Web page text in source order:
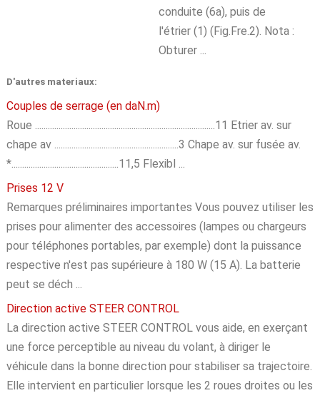
conduite (6a), puis de
l'étrier (1) (Fig.Fre.2). Nota :
Obturer ...
D'autres materiaux:
Couples de serrage (en daN.m)
Roue ....................................................................................11 Etrier av. sur
chape av ..........................................................3 Chape av. sur fusée av.
*..................................................11,5 Flexibl ...
Prises 12 V
Remarques préliminaires importantes Vous pouvez utiliser les
prises pour alimenter des accessoires (lampes ou chargeurs
pour téléphones portables, par exemple) dont la puissance
respective n'est pas supérieure à 180 W (15 A). La batterie
peut se déch ...
Direction active STEER CONTROL
La direction active STEER CONTROL vous aide, en exerçant
une force perceptible au niveau du volant, à diriger le
véhicule dans la bonne direction pour stabiliser sa trajectoire.
Elle intervient en particulier lorsque les 2 roues droites ou les